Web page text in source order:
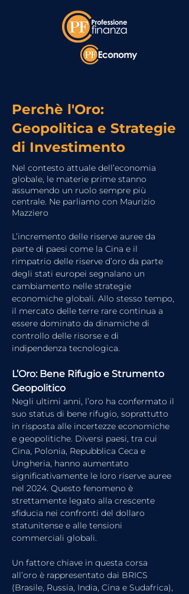
Perchè l'Oro:
Geopolitica e Strategie
di Investimento
Nel contesto attuale dell’economia
globale, le materie prime stanno
assumendo un ruolo sempre più
centrale. Ne parliamo con Maurizio
Mazziero
L’incremento delle riserve auree da
parte di paesi come la Cina e il
rimpatrio delle riserve d’oro da parte
degli stati europei segnalano un
cambiamento nelle strategie
economiche globali. Allo stesso tempo,
il mercato delle terre rare continua a
essere dominato da dinamiche di
controllo delle risorse e di
indipendenza tecnologica.
L’Oro: Bene Rifugio e Strumento
Geopolitico
Negli ultimi anni, l’oro ha confermato il
suo status di bene rifugio, soprattutto
in risposta alle incertezze economiche
e geopolitiche. Diversi paesi, tra cui
Cina, Polonia, Repubblica Ceca e
Ungheria, hanno aumentato
significativamente le loro riserve auree
nel 2024. Questo fenomeno è
strettamente legato alla crescente
sfiducia nei confronti del dollaro
statunitense e alle tensioni
commerciali globali.
Un fattore chiave in questa corsa
all’oro è rappresentato dai BRICS
(Brasile, Russia, India, Cina e Sudafrica),